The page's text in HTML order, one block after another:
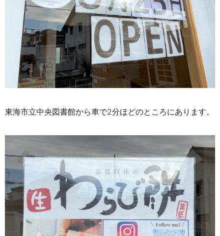
東海市立中央図書館から車で2分ほどのところにあります。